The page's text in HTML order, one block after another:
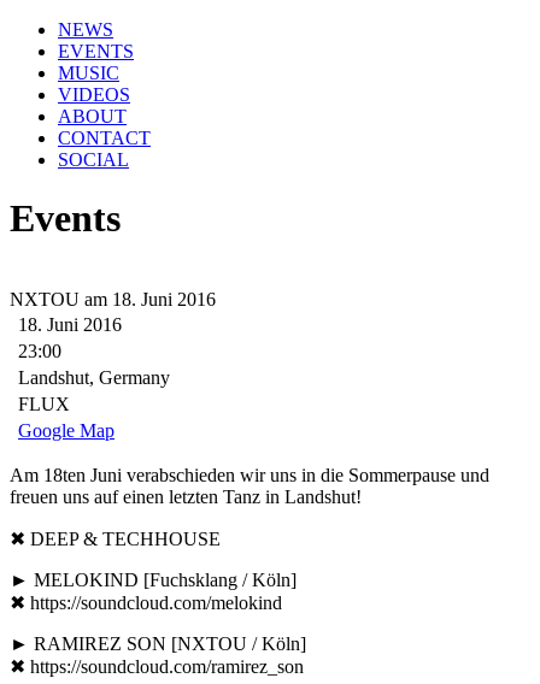
NEWS
EVENTS
MUSIC
VIDEOS
ABOUT
CONTACT
SOCIAL
Events
NXTOU am 18. Juni 2016
18. Juni 2016
23:00
Landshut, Germany
FLUX
Google Map
Am 18ten Juni verabschieden wir uns in die Sommerpause und
freuen uns auf einen letzten Tanz in Landshut!
✖ DEEP & TECHHOUSE
► MELOKIND [Fuchsklang / Köln]
✖ https://soundcloud.com/melokind
► RAMIREZ SON [NXTOU / Köln]
✖ https://soundcloud.com/ramirez_son